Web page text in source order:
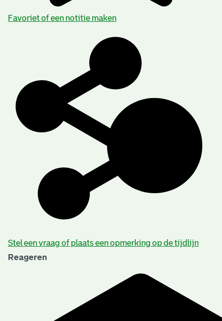
mogelijk wordt bedoeld de bank van C. Kramer en Co,
die ook een vestiging op de Li Maasoever had
Favoriet of een notitie maken
Stel een vraag of plaats een opmerking op de tijdlijn
Reageren